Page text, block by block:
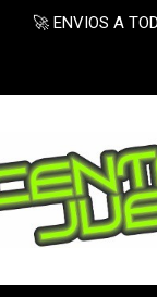
🚀 ENVIOS A